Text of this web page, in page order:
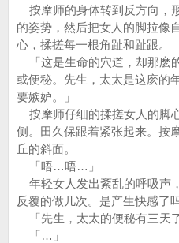
按摩师的身体转到反方向，
的姿势，然后把女人的脚拉像
心，揉搓每一根角趾和趾跟。
「这是生命的穴道，却那麽
或便秘。先生，太太是这麽的
要嫉妒。」
按摩师仔细的揉搓女人的脚
侧。田久保跟着紧张起来。按
丘的斜面。
「唔…唔…」
年轻女人发出紊乱的呼吸声
反覆的做几次。是产生快感了
「先生，太太的便秘有三天
「…」